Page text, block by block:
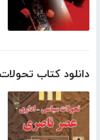
دانلود کتاب